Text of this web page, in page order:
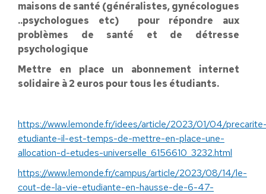
maisons de santé (généralistes, gynécologues
..psychologues etc) pour répondre aux
problèmes de santé et de détresse
psychologique
Mettre en place un abonnement internet
solidaire à 2 euros pour tous les étudiants.
https://www.lemonde.fr/idees/article/2023/01/04/
etudiante-il-est-temps-de-mettre-en-place-une-
allocation-d-etudes-universelle_6156610_3232.html
https://www.lemonde.fr/campus/article/2023/08/14/le-
cout-de-la-vie-etudiante-en-hausse-de-6-47-